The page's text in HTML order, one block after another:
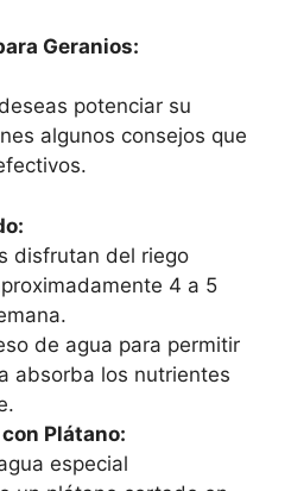
Geranios:
potenciar su
algunos consejos que
disfrutan del riego
4 a 5
de agua para permitir
absorba los nutrientes
Plátano:
especial